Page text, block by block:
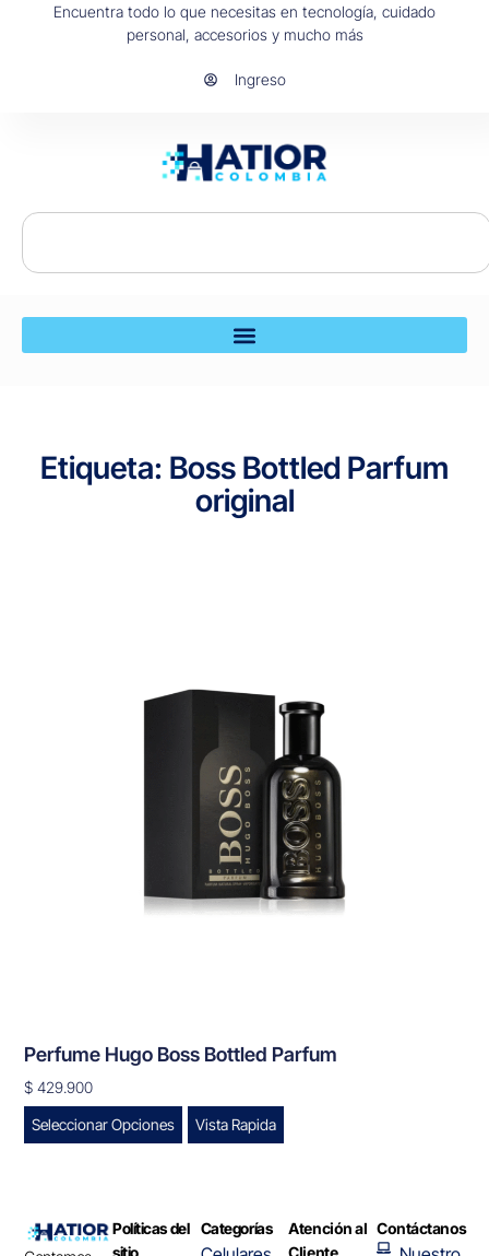
Encuentra todo lo que necesitas en tecnología, cuidado
personal, accesorios y mucho más
Ingreso
Etiqueta: Boss Bottled Parfum
original
Perfume Hugo Boss Bottled Parfum
$ 429.900
Seleccionar Opciones
Vista Rapida
Políticas del
Categorías
Atención al Contáctanos